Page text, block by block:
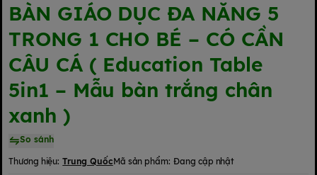
BÀN GIÁO DỤC ĐA NĂNG 5
TRONG 1 CHO BÉ – CÓ CẦN
CÂU CÁ ( Education Table
5in1 – Mẫu bàn trắng chân
xanh )
So sánh
Thương hiệu: Trung QuốcMã sản phẩm: Đang cập nhật